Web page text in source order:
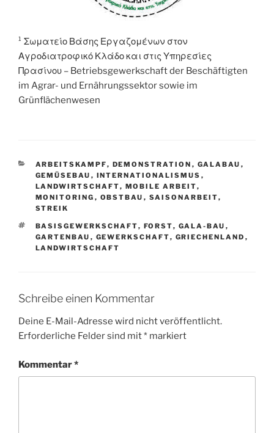
¹ Σωματείο Βάσης Εργαζομένων στον
Αγροδιατροφικό Κλάδο και στις Υπηρεσίες
Πρασίνου – Betriebsgewerkschaft der Beschäftigten
im Agrar- und Ernährungssektor sowie im
Grünflächenwesen
KATEGORIEN
ARBEITSKAMPF, DEMONSTRATION , GALABAU ,
GEMÜSEBAU , INTERNATIONALISMUS ,
LANDWIRTSCHAFT, MOBILE ARBEIT,
MONITORING , OBSTBAU , SAISONARBEIT,
STREIK
SCHLAGWÖRTER
BASISGEWERKSCHAFT, FORST, GALA-BAU ,
GARTENBAU , GEWERKSCHAFT, GRIECHENLAND ,
LANDWIRTSCHAFT
Schreibe einen Kommentar
Deine E-Mail-Adresse wird nicht veröffentlicht.
Erforderliche Felder sind mit* markiert
Kommentar*